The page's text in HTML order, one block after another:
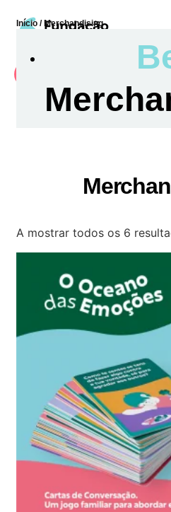
Início / Merchandising
A mostrar todos os 6